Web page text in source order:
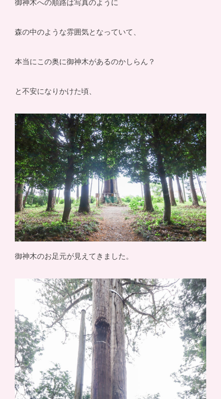
御神木への順路は写真のように
森の中のような雰囲気となっていて、
本当にこの奥に御神木があるのかしらん？
と不安になりかけた頃、
御神木のお足元が見えてきました。